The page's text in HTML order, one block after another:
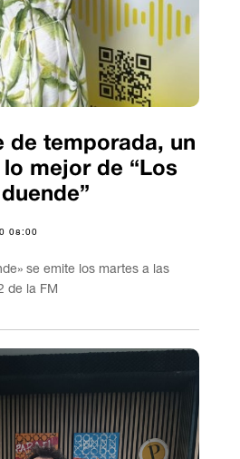
de temporada, un
mejor de “Los
08:00
se emite los martes a las
de la FM